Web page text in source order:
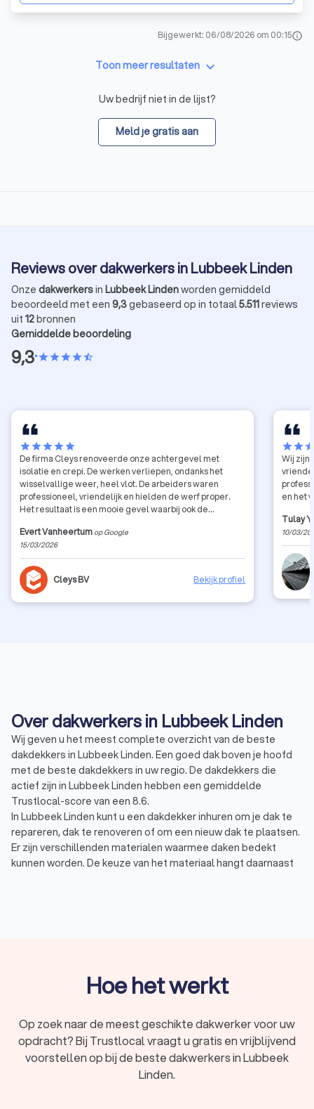
Bijgewerkt: 06/08/2026 om 00:15info
Toon meer resultaten keyboard_arrow_down
Uw bedrijf niet in de lijst?
Meld je gratis aan
Reviews over dakwerkers in Lubbeek Linden
Onze dakwerkersin Lubbeek Lindenworden gemiddeld
beoordeeld met een 9,3gebaseerd op in totaal5.511reviews
uit 12bronnen
Gemiddelde beoordeling
9,3•starstarstarstarstar_half
starstarstarstarstar
De firma Cleys renoveerde onze achtergevel met
isolatie en crepi. De werken verliepen, ondanks het
wisselvallige weer, heel vlot. De arbeiders waren
professioneel, vriendelijk en hielden de werf proper.
Het resultaat is een mooie gevel waarbij ook de
regenpijpen, zinken dakranden, blauwe steen, etc.)
Evert Vanheertum op Google
15/03/2026
Cleys BV Bekijk profiel
starstar
Wij zijn
en het
Tulay
10/03/
Over dakwerkers in Lubbeek Linden
Wij geven u het meest complete overzicht van de beste
dakdekkers in Lubbeek Linden. Een goed dak boven je hoofd
met de beste dakdekkers in uw regio. De dakdekkers die
actief zijn in Lubbeek Linden hebben een gemiddelde
Trustlocal-score van een 8.6.
In Lubbeek Linden kunt u een dakdekker inhuren om je dak te
repareren, dak te renoveren of om een nieuw dak te plaatsen.
Er zijn verschillenden materialen waarmee daken bedekt
kunnen worden. De keuze van het materiaal hangt daarnaast
dakbedekking op hellende daken. Er zijn twee soorten
algemeen genomen duurder dan betonpannen.
Kunststof dak: kunststof dakbedekking is geschikt voor
zowel platte als hellende daken. Er zijn verschillende
kunststof daken, zoals EPDM of PVC.
Hoe het werkt
Op zoek naar de meest geschikte dakwerker voor uw
opdracht? Bij Trustlocal vraagt u gratis en vrijblijvend
voorstellen op bij de beste dakwerkers in Lubbeek
Linden.